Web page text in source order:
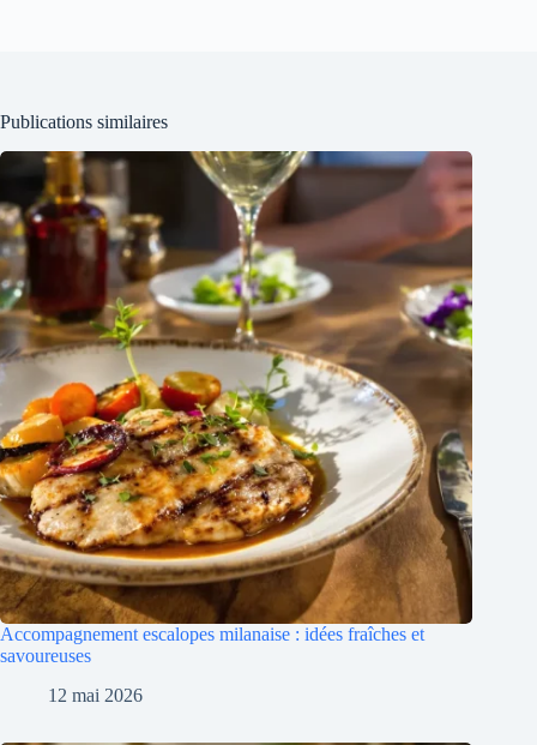
Publications similaires
Accompagnement escalopes milanaise : idées fraîches et
savoureuses
12 mai 2026